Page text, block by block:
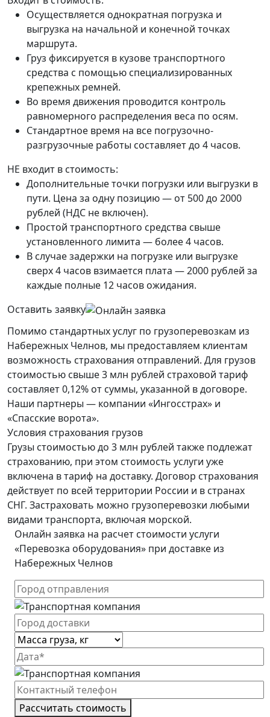
Осуществляется однократная погрузка и
выгрузка на начальной и конечной точках
маршрута.
Груз фиксируется в кузове транспортного
средства с помощью специализированных
крепежных ремней.
Во время движения проводится контроль
равномерного распределения веса по осям.
Стандартное время на все погрузочно-
разгрузочные работы составляет до 4 часов.
НЕ входит в стоимость:
Дополнительные точки погрузки или выгрузки в
пути. Цена за одну позицию — от 500 до 2000
рублей (НДС не включен).
Простой транспортного средства свыше
установленного лимита — более 4 часов.
В случае задержки на погрузке или выгрузке
сверх 4 часов взимается плата — 2000 рублей за
каждые полные 12 часов ожидания.
Оставить заявку
Помимо стандартных услуг по грузоперевозкам из
Набережных Челнов, мы предоставляем клиентам
возможность страхования отправлений. Для грузов
стоимостью свыше 3 млн рублей страховой тариф
составляет 0,12% от суммы, указанной в договоре.
Наши партнеры — компании «Ингосстрах» и
«Спасские ворота».
Условия страхования грузов
Грузы стоимостью до 3 млн рублей также подлежат
страхованию, при этом стоимость услуги уже
включена в тариф на доставку. Договор страхования
действует по всей территории России и в странах
СНГ. Застраховать можно грузоперевозки любыми
видами транспорта, включая морской.
Онлайн заявка на расчет стоимости услуги
«Перевозка оборудования» при доставке из
Набережных Челнов
Рассчитать стоимость